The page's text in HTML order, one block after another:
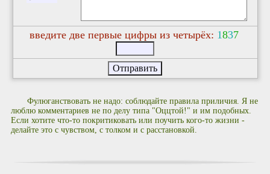
введите две первые цифры из четырёх: 1837
Фулюганствовать не надо: соблюдайте правила приличия. Я не
люблю комментариев не по делу типа "Оццтой!" и им подобных.
Если хотите что-то покритиковать или поучить кого-то жизни -
делайте это с чувством, с толком и с расстановкой.